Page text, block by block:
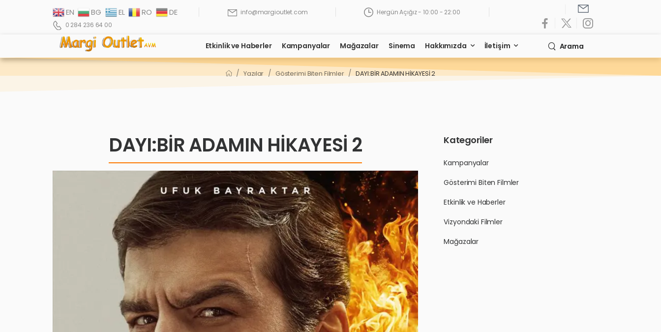
EN BG EL RO DE info@margioutlet.com
Hergün Açığız - 10:00 - 22:00
0 284 236 64 00
Etkinlik ve Haberler Kampanyalar Mağazalar Sinema Hakkımızda İletişim Arama
/ Yazılar / Gösterimi Biten Filmler / DAYI:BİR ADAMIN HİKAYESİ 2
Kategoriler
Kampanyalar
Gösterimi Biten Filmler
Etkinlik ve Haberler
Vizyondaki Filmler
Mağazalar
DAYI:BİR ADAMIN HİKAYESİ 2